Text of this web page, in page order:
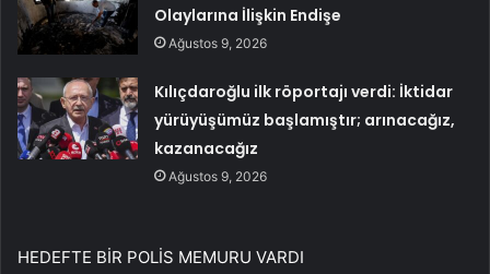
Olaylarına İlişkin Endişe
Ağustos 9, 2026
Kılıçdaroğlu ilk röportajı verdi: İktidar
yürüyüşümüz başlamıştır; arınacağız,
kazanacağız
Ağustos 9, 2026
HEDEFTE BİR POLİS MEMURU VARDI